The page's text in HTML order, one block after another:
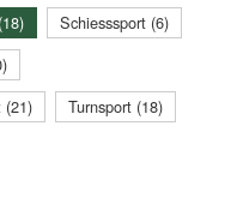
Schiesssport (6)
(21)
Turnsport (18)